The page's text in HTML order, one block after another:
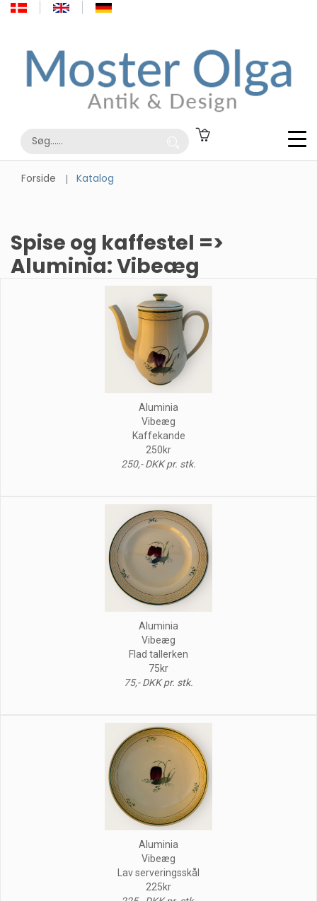
Forside Katalog
Spise og kaffestel =>
Aluminia: Vibeæg
Aluminia
Vibeæg
Kaffekande
250kr
250,- DKK pr. stk.
Aluminia
Vibeæg
Flad tallerken
75kr
75,- DKK pr. stk.
Aluminia
Vibeæg
Lav serveringsskål
225kr